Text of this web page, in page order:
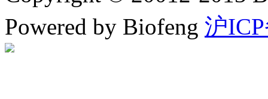
Powered by Biofeng 沪